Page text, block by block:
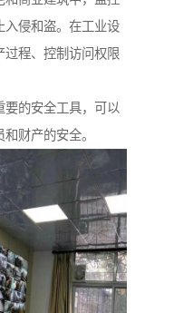
入侵和盗。在工业设
过程、控制访问权限
要的安全工具，可以
财产的安全。